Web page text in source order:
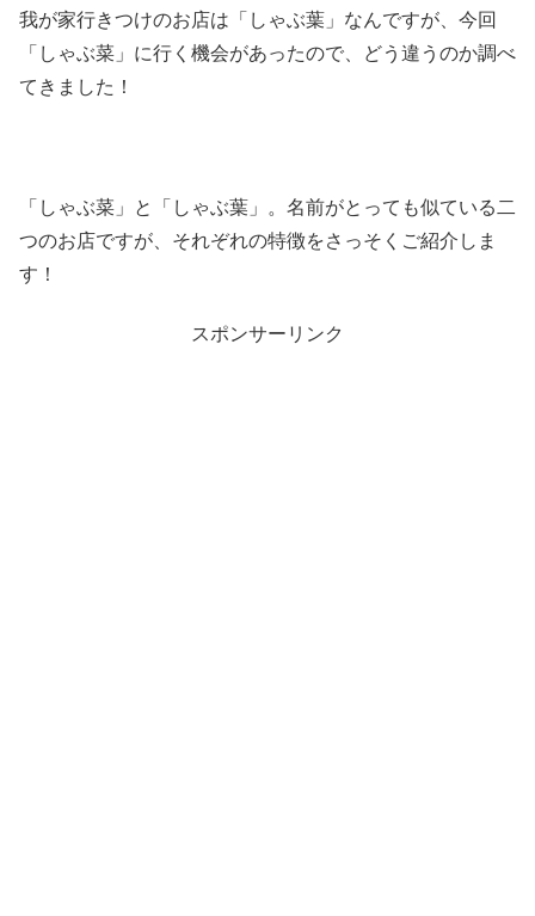
我が家行きつけのお店は「しゃぶ葉」なんですが、今回
「しゃぶ菜」に行く機会があったので、どう違うのか調べ
てきました！
「しゃぶ菜」と「しゃぶ葉」。名前がとっても似ている二
つのお店ですが、それぞれの特徴をさっそくご紹介しま
す！
スポンサーリンク